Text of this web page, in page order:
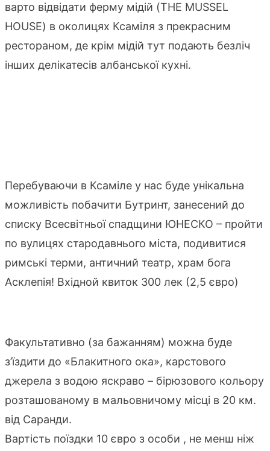
варто відвідати ферму мідій (THE MUSSEL
HOUSE) в околицях Ксаміля з прекрасним
рестораном, де крім мідій тут подають безліч
інших делікатесів албанської кухні.
Перебуваючи в Ксаміле у нас буде унікальна
можливість побачити Бутринт, занесений до
списку Всесвітньої спадщини ЮНЕСКО – пройти
по вулицях стародавнього міста, подивитися
римські терми, античний театр, храм бога
Асклепія! Вхідной квиток 300 лек (2,5 євро)
Факультативно (за бажанням) можна буде
з’їздити до «Блакитного ока», карстового
джерела з водою яскраво – бірюзового кольору
розташованому в мальовничому місці в 20 км.
від Саранди.
Вартість поїздки 10 євро з особи , не менш ніж